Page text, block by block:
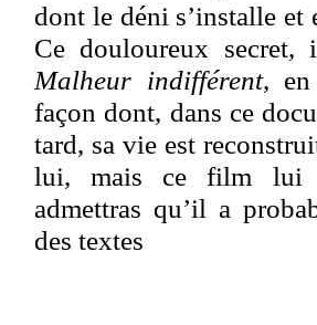
dont le déni s’installe
Ce douloureux
Malheur indifférent, en
façon dont, dans ce
tard, sa vie est
lui, mais ce film lui
admettras qu’il a
des textes